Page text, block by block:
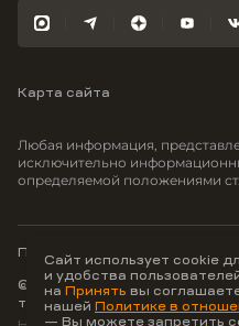
Флора
Южане
Моретта
Вместе
3-комнатную
100% оплата
Карьера
Карта сайта
Любая информация,
исключительно
определяемой положениями
© ООО Неоагентство, ИНН
тел.:+7 800 707-87-38
Политика
Сайт использует cookie
и удобства
на Принять вы
нашей Политике в
— Вы можете запретить